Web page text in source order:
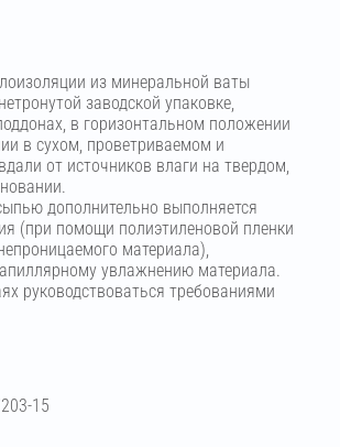
из минеральной ваты
заводской упаковке,
в горизонтальном положении
в сухом, проветриваемом и
от источников влаги на твердом,
дополнительно выполняется
(при помощи полиэтиленовой пленки
материала),
увлажнению материала.
руководствоваться требованиями
15